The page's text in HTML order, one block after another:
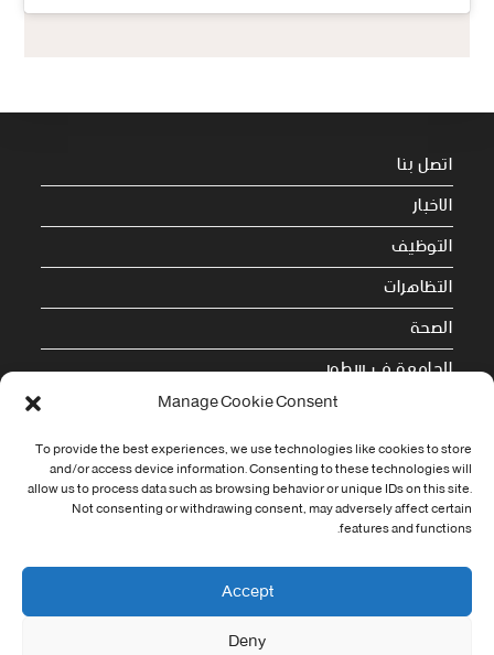
Manage Cookie Consent
To provide the best experiences, we use technologies like cookies to store
and/or access device information. Consenting to these technologies will
allow us to process data such as browsing behavior or unique IDs on this site.
Not consenting or withdrawing consent, may adversely affect certain
features and functions.
Accept
Deny
اتصل بنا
الاخبار
التوظيف
التظاهرات
الصحة
الجامعة في سطور
Cookie Policy (EU)
معلومات الاتصال
Address:
جامعة العربي التبسي طريق قسنطينة - تبسة